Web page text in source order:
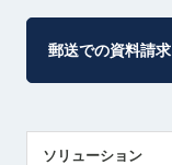
郵送での資料請求
ソリューション